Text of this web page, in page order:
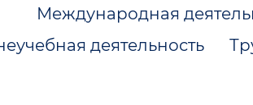
Международная
деятельность